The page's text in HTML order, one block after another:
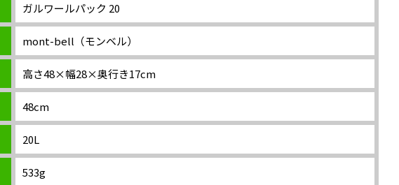
ガルワールパック 20
mont-bell（モンベル）
高さ48×幅28×奥行き17cm
48cm
20L
533g